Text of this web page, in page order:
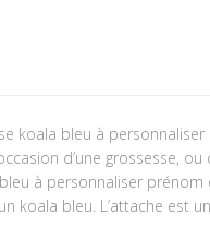
koala bleu à
d’une grossesse, ou
à personnaliser
koala bleu. L’attache est